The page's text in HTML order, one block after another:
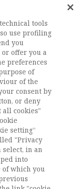
i numeri
di coesione
in cui
suo vicino,
relazioni
un (più)
sfida richiede
di
ultime
legislative per
algoritmico-
nel
della
tools
use profiling
you
offer you a
preferences
of
of the
consent by
or deny
all cookies"
setting”
"Privacy
in an
into
of which you